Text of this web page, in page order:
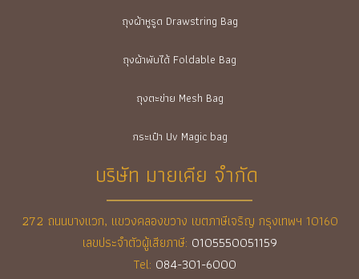
ถุงผ้าหูรูด Drawstring Bag
ถุงผ้าพับได้ Foldable Bag
ถุงตะข่าย Mesh Bag
กระเป๋า Uv Magic bag
บริษัท มายเคีย จำกัด
272 ถนนบางแวก, แขวงคลองขวาง เขตภาษีเจริญ กรุงเทพฯ 10160
เลขประจำตัวผู้เสียภาษี: 0105550051159
Tel: 084-301-6000